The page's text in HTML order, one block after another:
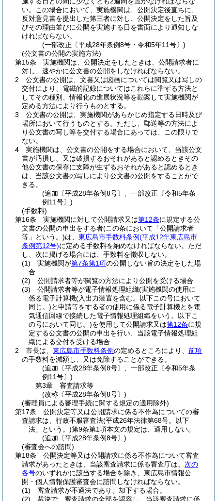
い。
この場合において、実施機関は、公開決定後直ちに、
反対意見書を提出した第三者に対し、公開決定をした旨及
びその理由並びに公開を実施する日を書面により通知しな
ければならない。
(一部改正〔平成28年条例8号・令和5年11号〕)
(公文書の公開の実施方法)
第15条
実施機関は、公開決定をしたときは、公開請求者に
対し、速やかに公文書の公開をしなければならない。
2
公文書の公開は、文書又は図画については閲覧又は写しの
交付により、電磁的記録についてはこれらに準ずる方法と
してその種別、情報化の進展状況等を勘案して実施機関が
定める方法により行うものとする。
3
公文書の公開は、実施機関があらかじめ指定する日時及び
場所において行うものとする。 ただし、郵送等の方法によ
り公文書の写し等を交付する場合にあっては、この限りで
ない。
4
実施機関は、公文書の公開をする場合において、当該公文
書が汚損し、又は破損するおそれがあると認めるときその
他公文書の保存に支障が生ずるおそれがあると認めるとき
は、当該公文書の写しにより公文書の公開をすることがで
きる。
(追加〔平成28年条例8号〕、一部改正〔令和5年条
例11号〕)
(手数料)
第16条
実施機関に対して公開請求又は第12条に規定する公
文書の公開の申出をする者(この条において「公開請求者
等」という。)は、 東広島市手数料条例(平成12年東広島市
条例第12号)に定める手数料を納めなければならない。 ただ
し、次に掲げる場合には、手数料を徴収しない。
(1)
実施機関が第7条第1項の公開しない旨の決定をした場
合
(2)
公開請求者等が閲覧の方法により公開を受ける場合
(3)
公開請求者等が電子情報処理組織(実施機関の使用に
係る電子計算機(入出力装置を含む。以下この号において
同じ。)と申請等をする者の使用に係る電子計算機とを電
気通信回線で接続した電子情報処理組織をいう。以下こ
の号において同じ。)を使用して公開請求又は第12条に規
定する公文書の公開の申出を行い、当該電子情報処理組
織による交付を受ける場合
2
市長は、 東広島市手数料条例の定めるところにより、 前項
の手数料を減額し、又は免除することができる。
(追加〔平成28年条例8号〕、一部改正〔令和5年条
例11号〕)
第3章
審査請求等
(改称〔平成28年条例8号〕)
(審理員による審理手続に関する規定の適用除外)
第17条
公開決定等又は公開請求に係る不作為についての審
査請求は、行政不服審査法(平成26年法律第68号。以下
「法」という。)第9条第1項本文の規定は、適用しない。
(追加〔平成28年条例8号〕)
(審査会への諮問)
第18条
公開決定等又は公開請求に係る不作為について審査
請求があったときは、当該審査請求に係る審査庁は、 次の
各号のいずれかに該当する場合を除き、東広島市情報公
開・個人情報保護審査会に諮問しなければならない。
(1)
審査請求が不適法であり、却下する場合。
(2)
裁決で、審査請求の全部を認容し、当該審査請求に係